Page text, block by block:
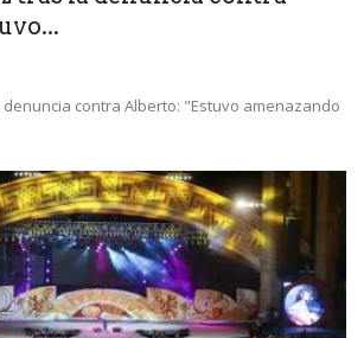
denuncia contra Alberto: "Estuvo amenazando